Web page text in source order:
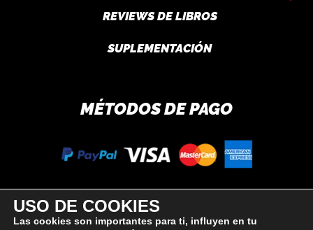
REVIEWS DE LIBROS
SUPLEMENTACIÓN
MÉTODOS DE PAGO
SÍGUEME
USO DE COOKIES
Las cookies son importantes para ti, influyen en tu